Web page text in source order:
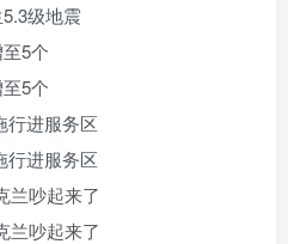
级地震
5个
5个
行进服务区
行进服务区
兰吵起来了
兰吵起来了